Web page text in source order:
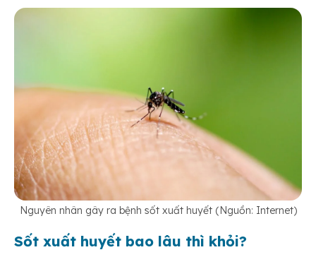
Nguyên nhân gây ra bệnh sốt xuất huyết (Nguồn: Internet)
Sốt xuất huyết bao lâu thì khỏi?